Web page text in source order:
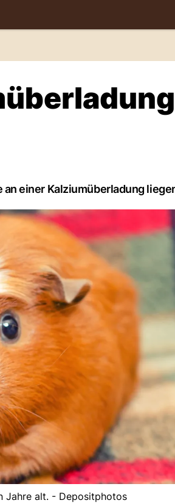
einer Kalziumüberladung
Jahre alt. - Depositphotos